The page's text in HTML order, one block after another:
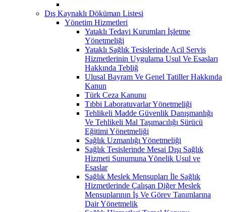
Dış Kaynaklı Döküman Listesi
Yönetim Hizmetleri
Yataklı Tedavi Kurumları İşletme
Yönetmeliği
Yataklı Sağlık Tesislerinde Acil Servis
Hizmetlerinin Uygulama Usul Ve Esasları
Hakkında Tebliğ
Ulusal Bayram Ve Genel Tatiller Hakkında
Kanun
Türk Ceza Kanunu
Tıbbi Laboratuvarlar Yönetmeliği
Tehlikeli Madde Güvenlik Danışmanlığı
Ve Tehlikeli Mal Taşımacılığı Sürücü
Eğitimi Yönetmeliği
Sağlık Uzmanlığı Yönetmeliği
Sağlık Tesislerinde Mesai Dışı Sağlık
Hizmeti Sunumuna Yönelik Usul ve
Esaslar
Sağlık Meslek Mensupları İle Sağlık
Hizmetlerinde Çalışan Diğer Meslek
Mensuplarının İş Ve Görev Tanımlarına
Dair Yönetmelik